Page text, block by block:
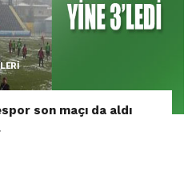
son maçı da aldı